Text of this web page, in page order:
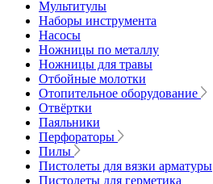
Мультитулы
Наборы инструмента
Насосы
Ножницы по металлу
Ножницы для травы
Отбойные молотки
Отопительное оборудование
Отвёртки
Паяльники
Перфораторы
Пилы
Пистолеты для вязки арматуры
Пистолеты для герметика